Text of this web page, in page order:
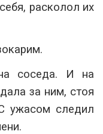
расколол их
соседа. И на
за ним, стоя
ужасом следил